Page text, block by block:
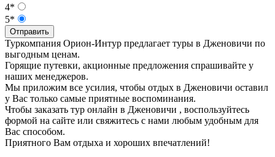
4*
5*
Отправить
Туркомпания Орион-Интур предлагает туры в Дженовичи по
выгодным ценам.
Горящие путевки, акционные предложения спрашивайте у
наших менеджеров.
Мы приложим все усилия, чтобы отдых в Дженовичи оставил
у Вас только самые приятные воспоминания.
Чтобы заказать тур онлайн в Дженовичи , воспользуйтесь
формой на сайте или свяжитесь с нами любым удобным для
Вас способом.
Приятного Вам отдыха и хороших впечатлений!